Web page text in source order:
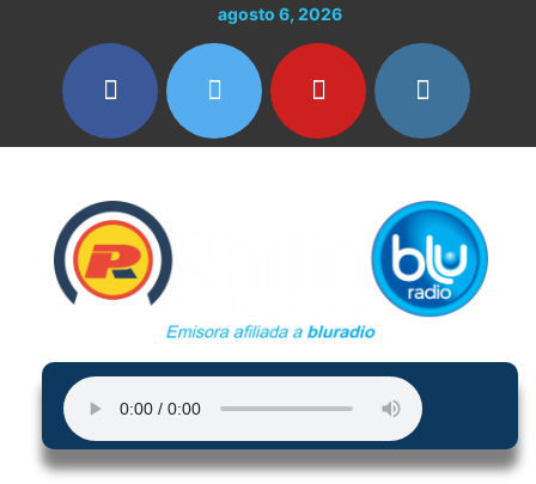
contenido
agosto 6, 2026